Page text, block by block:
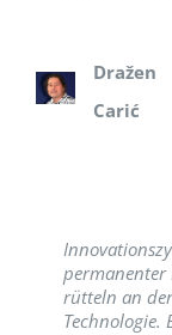
Dražen
Carić
permanenter
rütteln an
Technologie.